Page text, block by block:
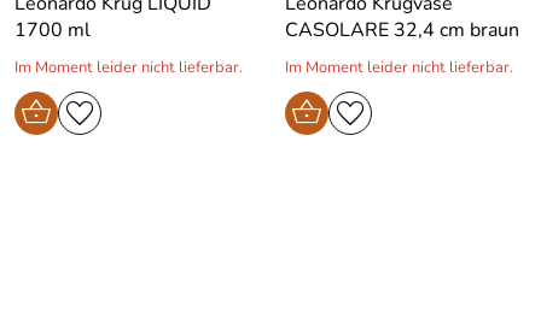
1700 ml
Im Moment leider nicht lieferbar.
CASOLARE 32,4 cm braun
Im Moment leider nicht lieferbar.